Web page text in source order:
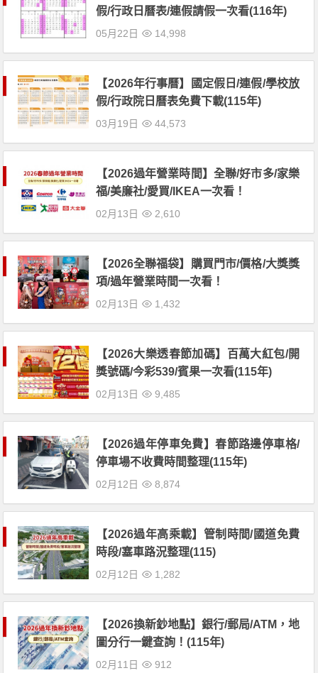
假/行政日曆表/連假請假一次看(116年)
05月22日 14,998
【2026年行事曆】國定假日/連假/學校放
假/行政院日曆表免費下載(115年)
03月19日 44,573
【2026過年營業時間】全聯/好市多/家樂
福/美廉社/愛買/IKEA一次看！
02月13日 2,610
【2026全聯福袋】購買門市/價格/大獎獎
項/過年營業時間一次看！
02月13日 1,432
【2026大樂透春節加碼】百萬大紅包/開
獎號碼/今彩539/賓果一次看(115年)
02月13日 9,485
【2026過年停車免費】春節路邊停車格/
停車場不收費時間整理(115年)
02月12日 8,874
【2026過年高乘載】管制時間/國道免費
時段/塞車路況整理(115)
02月12日 1,282
【2026換新鈔地點】銀行/郵局/ATM，地
圖分行一鍵查詢！(115年)
02月11日 912